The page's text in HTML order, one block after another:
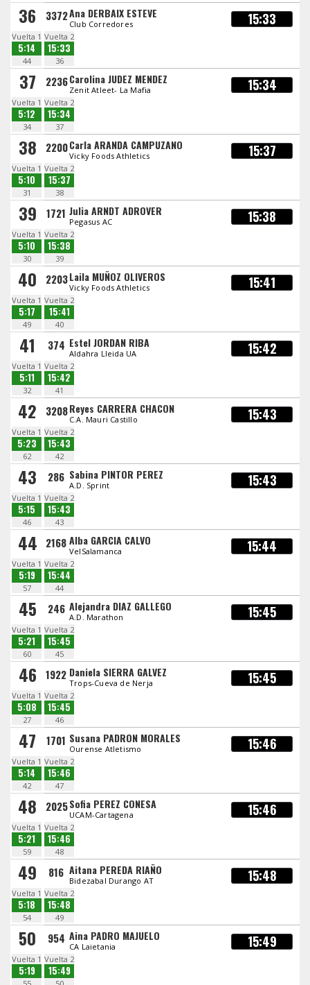
36 3372Ana DERBAIX ESTEVE
Club Corredores 15:33
Vuelta 1
5:14
44
Vuelta 2
15:33
36
37 2236Carolina JUDEZ MENDEZ
Zenit Atleet- La Mafia 15:34
Vuelta 1
5:12
34
Vuelta 2
15:34
37
38 2200Carla ARANDA CAMPUZANO
Vicky Foods Athletics 15:37
Vuelta 1
5:10
31
Vuelta 2
15:37
38
39 1721 Julia ARNDT ADROVER
Pegasus AC 15:38
Vuelta 1
5:10
30
Vuelta 2
15:38
39
40 2203Laila MUÑOZ OLIVEROS
Vicky Foods Athletics 15:41
Vuelta 1
5:17
49
Vuelta 2
15:41
40
41 374 Estel JORDAN RIBA
Aldahra Lleida UA 15:42
Vuelta 1
5:11
32
Vuelta 2
15:42
41
42 3208Reyes CARRERA CHACON
C.A. Mauri Castillo 15:43
Vuelta 1
5:23
62
Vuelta 2
15:43
42
43 286 Sabina PINTOR PEREZ
A.D. Sprint 15:43
Vuelta 1
5:15
46
Vuelta 2
15:43
43
44 2168Alba GARCIA CALVO
VelSalamanca 15:44
Vuelta 1
5:19
57
Vuelta 2
15:44
44
45 246 Alejandra DIAZ GALLEGO
A.D. Marathon 15:45
Vuelta 1
5:21
60
Vuelta 2
15:45
45
46 1922 Daniela SIERRA GALVEZ
Trops-Cueva de Nerja 15:45
Vuelta 1
5:08
27
Vuelta 2
15:45
46
47 1701 Susana PADRON MORALES
Ourense Atletismo 15:46
Vuelta 1
5:14
42
Vuelta 2
15:46
47
48 2025Sofia PEREZ CONESA
UCAM-Cartagena 15:46
Vuelta 1
5:21
59
Vuelta 2
15:46
48
49 816 Aitana PEREDA RIAÑO
Bidezabal Durango AT 15:48
Vuelta 1
5:18
54
Vuelta 2
15:48
49
50 954 Aina PADRO MAJUELO
CA Laietania 15:49
Vuelta 1
5:19
Vuelta 2
15:49